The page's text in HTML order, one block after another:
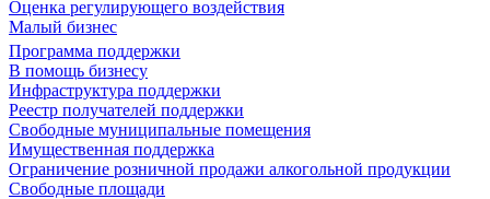
Оценка регулирующего воздействия
Малый бизнес
Программа поддержки
В помощь бизнесу
Инфраструктура поддержки
Реестр получателей поддержки
Свободные муниципальные помещения
Имущественная поддержка
Ограничение розничной продажи алкогольной продукции
Свободные площади